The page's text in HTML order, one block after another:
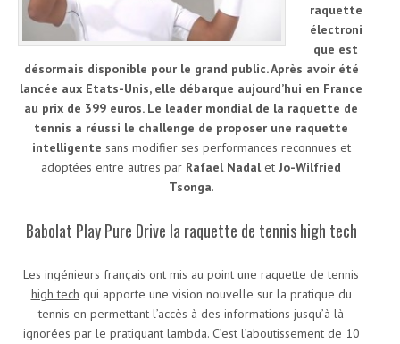
raquette
électroni
que est
désormais disponible pour le grand public. Après avoir été
lancée aux Etats-Unis, elle débarque aujourd’hui en France
au prix de 399 euros. Le leader mondial de la raquette de
tennis a réussi le challenge de proposer une raquette
intelligente sans modifier ses performances reconnues et
adoptées entre autres par Rafael Nadalet Jo-Wilfried
Tsonga.
Babolat Play Pure Drive la raquette de tennis high tech
Les ingénieurs français ont mis au point une raquette de tennis
high tech qui apporte une vision nouvelle sur la pratique du
tennis en permettant l’accès à des informations jusqu’à là
ignorées par le pratiquant lambda. C’est l’aboutissement de 10